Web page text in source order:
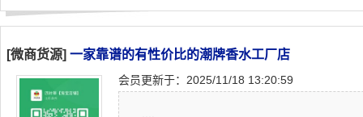
[微商货源] 一家靠谱的有性价比的潮牌香水工厂店
会员更新于：2025/11/18 13:20:59